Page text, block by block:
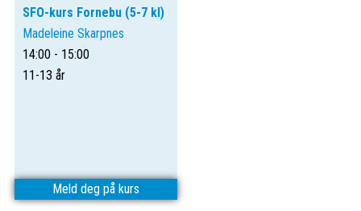
SFO-kurs Fornebu (5-7 kl)
Madeleine Skarpnes
14:00 - 15:00
11-13 år
Meld deg på kurs